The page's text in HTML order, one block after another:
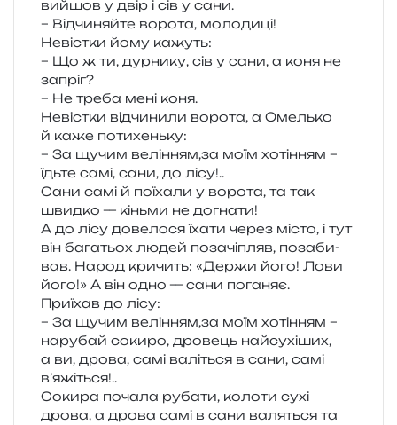
вийшов у двір і сів у сани.
– Відчиняйте воро­та, молодиці!
Невістки йому кажуть:
– Що ж ти, дур­ни­ку, сів у сани, а коня не
запріг?
– Не треба мені коня.
Невістки від­чи­ни­ли воро­та, а Омелько
й каже потихеньку:
– За щучим велінням,за моїм хоті­н­ням –
їдьте самі, сани, до лісу!..
Сани самі й поїха­ли у воро­та, та так
швид­ко — кінь­ми не догнати!
А до лісу дове­ло­ся їхати через місто, і тут
він бага­тьох людей поза­чі­пляв, поза­би­
вав. Народ кри­чить: «Держи його! Лови
його!» А він одно — сани поганяє.
Приїхав до лісу:
– За щучим велінням,за моїм хоті­н­ням –
нару­бай соки­ро, дро­вець най­су­хі­ших,
а ви, дрова, самі валі­ться в сани, самі
в’яжіться!..
Сокира поча­ла руба­ти, коло­ти сухі
дрова, а дрова самі в сани валя­ться та